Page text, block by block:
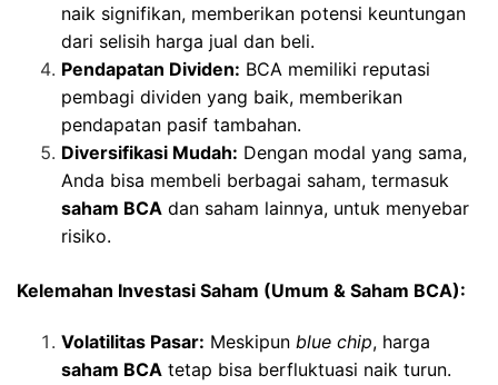
naik signifikan, memberikan potensi keuntungan
dari selisih harga jual dan beli.
Pendapatan Dividen: BCA memiliki reputasi
pembagi dividen yang baik, memberikan
pendapatan pasif tambahan.
Diversifikasi Mudah: Dengan modal yang sama,
Anda bisa membeli berbagai saham, termasuk
saham BCA dan saham lainnya, untuk menyebar
risiko.
Kelemahan Investasi Saham (Umum & Saham BCA):
Volatilitas Pasar: Meskipun blue chip, harga
saham BCA tetap bisa berfluktuasi naik turun.